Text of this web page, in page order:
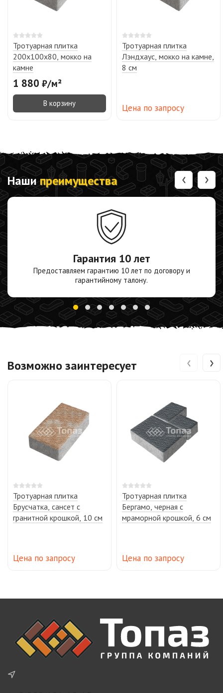
Тротуарная плитка
200х100х80, мокко на
камне
1 880 ₽/м²
В корзину
Тротуарная плитка
Лэндхаус, мокко на камне,
8 см
Цена по запросу
Нашипреимущества
Гарантия 10 лет
Предоставляем гарантию 10 лет по договору и
гарантийному талону.
‹ ›
Возможно заинтересует
Тротуарная плитка
Брусчатка, сансет с
гранитной крошкой, 10 см
Цена по запросу
Тротуарная плитка
Бергамо, черная с
мраморной крошкой, 6 см
Цена по запросу
‹ ›